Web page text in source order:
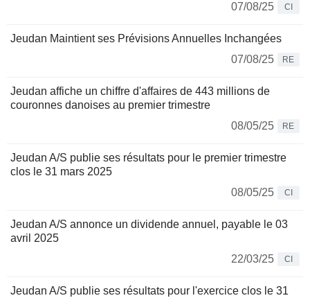
07/08/25
CI
Jeudan Maintient ses Prévisions Annuelles Inchangées
07/08/25
RE
Jeudan affiche un chiffre d'affaires de 443 millions de
couronnes danoises au premier trimestre
08/05/25
RE
Jeudan A/S publie ses résultats pour le premier trimestre
clos le 31 mars 2025
08/05/25
CI
Jeudan A/S annonce un dividende annuel, payable le 03
avril 2025
22/03/25
CI
Jeudan A/S publie ses résultats pour l'exercice clos le 31